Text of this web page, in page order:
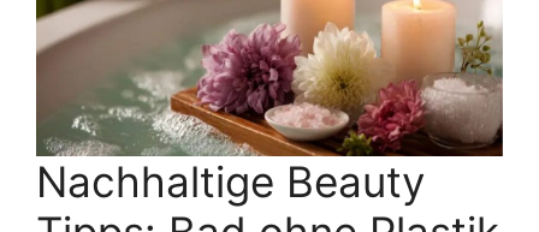
Nachhaltige Beauty